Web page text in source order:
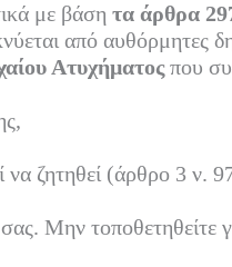
με βάση τα άρθρα
από αυθόρμητες
Ατυχήματοςπου
να ζητηθεί (άρθρο 3 ν.
Μην τοποθετηθείτε